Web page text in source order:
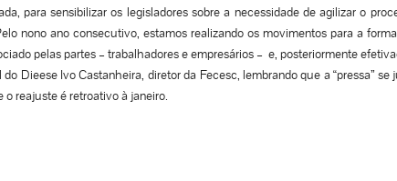
para sensibilizar os legisladores sobre a necessidade de agilizar o
nono ano consecutivo, estamos realizando os movimentos para a
pelas partes – trabalhadores e empresários – e, posteriormente
Dieese Ivo Castanheira, diretor da Fecesc, lembrando que a “pressa” se
reajuste é retroativo à janeiro.